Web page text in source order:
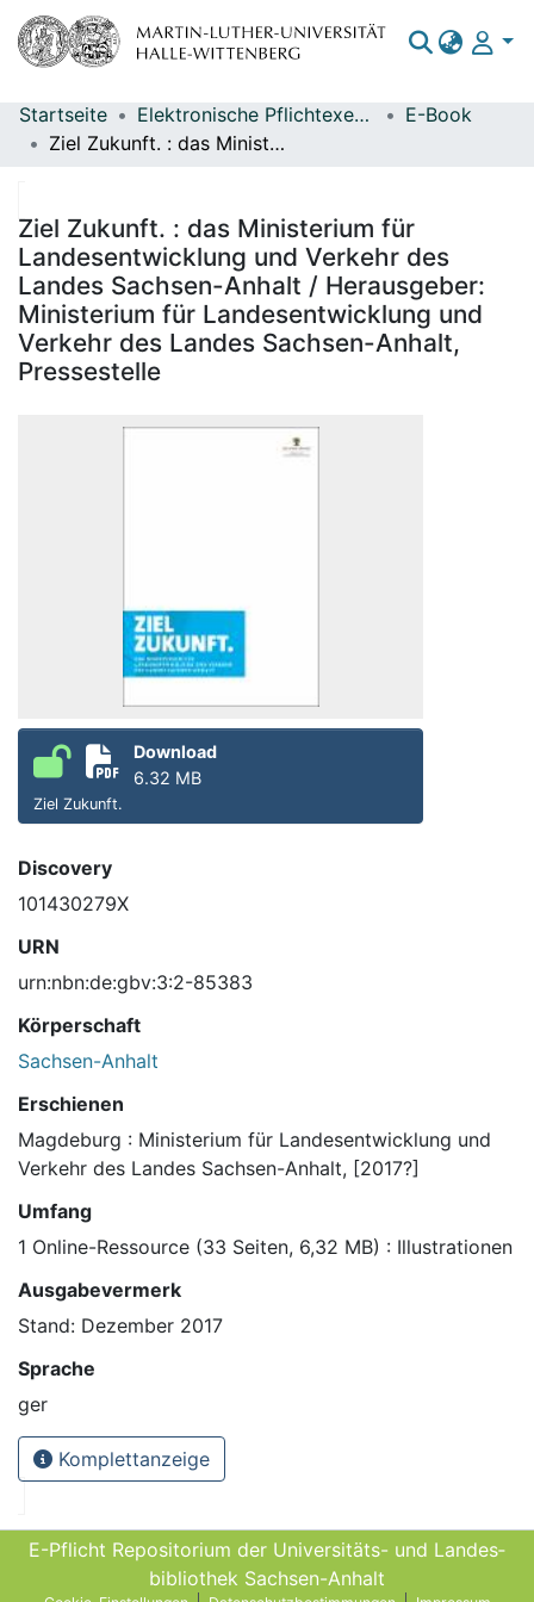
Bereiche & Sammlungen
Statistiken
Startseite Elektronische Pflichtexemplare
E-Book
Ziel Zukunft. : das Ministerium für Landesentwicklung und Verkehr des Landes Sachsen-Anhalt / Herausgeber: Ministerium für Landesentwicklung und Verkehr des Landes Sachsen-Anhalt, Pressestelle
Ziel Zukunft. : das Ministerium für
Landesentwicklung und Verkehr des
Landes Sachsen-Anhalt / Herausgeber:
Ministerium für Landesentwicklung und
Verkehr des Landes Sachsen-Anhalt,
Pressestelle
Download
6.32 MB
Ziel Zukunft.
Discovery
101430279X
URN
urn:nbn:de:gbv:3:2-85383
Körperschaft
Sachsen-Anhalt
Erschienen
Magdeburg : Ministerium für Landesentwicklung und
Verkehr des Landes Sachsen-Anhalt, [2017?]
Umfang
1 Online-Ressource (33 Seiten, 6,32 MB) : Illustrationen
Ausgabevermerk
Stand: Dezember 2017
Sprache
ger
Komplettanzeige
E-Pflicht Repositorium der Universitäts- und Landes­
bibliothek Sachsen-Anhalt